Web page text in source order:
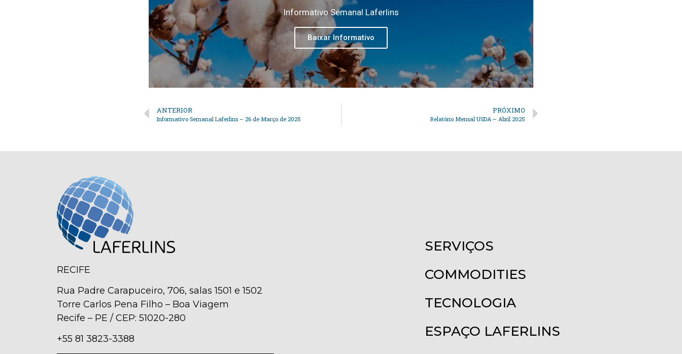
Informativo Semanal Laferlins
Baixar Informativo
ANTERIOR
Informativo Semanal Laferlins – 26 de Março de 2025
PRÓXIMO
Relatório Mensal USDA – Abril 2025
RECIFE
Rua Padre Carapuceiro, 706, salas 1501 e 1502
Torre Carlos Pena Filho – Boa Viagem
Recife – PE / CEP: 51020-280
+55 81 3823-3388
SERVIÇOS
COMMODITIES
TECNOLOGIA
ESPAÇO LAFERLINS